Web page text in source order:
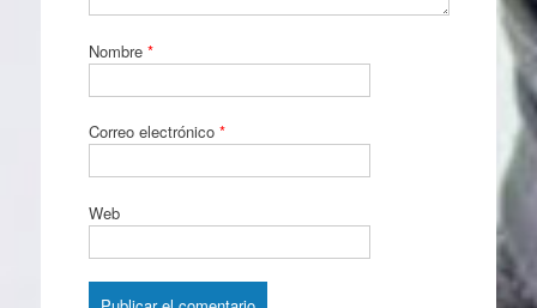
Nombre *
Correo electrónico *
Web